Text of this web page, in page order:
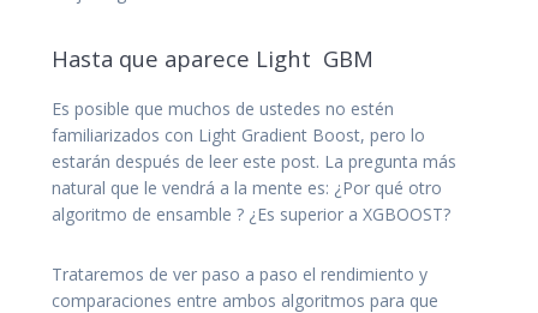
Hasta que aparece Light GBM
Es posible que muchos de ustedes no estén
familiarizados con Light Gradient Boost, pero lo
estarán después de leer este post. La pregunta más
natural que le vendrá a la mente es: ¿Por qué otro
algoritmo de ensamble ? ¿Es superior a XGBOOST?
Trataremos de ver paso a paso el rendimiento y
comparaciones entre ambos algoritmos para que